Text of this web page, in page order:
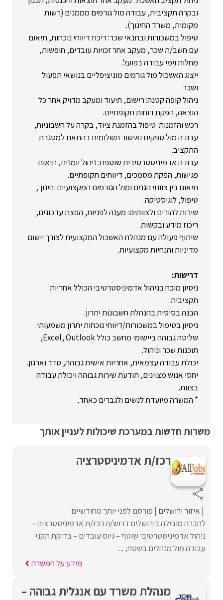
ובקרה תקציבית, עבודה מול גורמים מממנים (רשות
מקומית, משרד החינוך).
טיפול במשכורות ובתנאי שכר: ריכוז דיווחי נוכחות, תיאום
עם חשב/ת שכר, מעקב אחר זכויות עובדים, חופשות,
מחלות וימי עבודה בפועל.
ייצוג האשכול מול גורמים מוניציפליים בנושאי תפעול
ושכר.
ניהול קופה קטנה: רישום, תיעוד ומעקב מדויק אחר כל
הוצאה, הפקת דוחות תקופתיים.
רכש והזמנות: טיפול בהזמנת ציוד, בקרה על חשבוניות,
עבודה מול ספקים ואישור תשלומים בהתאם למסגרת
התקציב.
עבודה אדמיניסטרטיבית שוטפת: ניהול יומנים, תיאום
פגישות, הפקת מסמכים, דיווחים תקופתיים.
תיאום בין צוותי הגנים ומול הגורמים המקצועיים: חינוך,
טיפול, לוגיסטיקה.
שירות להורים ולצוותים: מענה לפניות, הפצת עדכונים,
ריכוז מידע ובקשות.
שיתוף פעולה עם מנהלת האשכול המקצועית לצורך יישום
מדיניות והנחיות מקצועיות.
דרישות:
ניסיון מוכח בניהול אדמיניסטרטיבי הכולל אחריות
תקציבית.
הבנה בסיסית בהנהלת חשבונות יתרון.
ניסיון בטיפול במשכורות/דיווחי נוכחות יתרון משמעותי.
שליטה גבוהה ביישומי מחשב כולל Excel, Outlook,
תוכנות שכר וניהול.
יכולת עבודה עצמאית, אחריות אישית גבוהה, סדר וארגון.
יחסי אנוש מצוינים, תודעת שירות גבוהה ויכולת עבודה
בצוות.
* המשרה מיועדת לנשים ולגברים כאחד.
משרות חדשות במערכת שיכולות לעניין אותך
רכז/ת אדמיניסטרציה
איזור ירושלים פורסם לפני יותר מחודשיים
לחברה מובילה בירושלים דרוש/ה רכז/ת אדמיניסטרציה –
ניהול אדמיניסטרטיבי שוטף – גיוס עובדים – בדיקת תקני
עבודה מול מנהלים בשטח, ...
מידע על המשרה
מנהלת משרד עם אנגלית גבוהה –